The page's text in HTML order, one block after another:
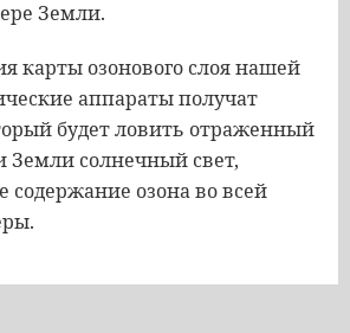
Земли.
карты озонового слоя нашей
аппараты получат
будет ловить отраженный
Земли солнечный свет,
содержание озона во всей